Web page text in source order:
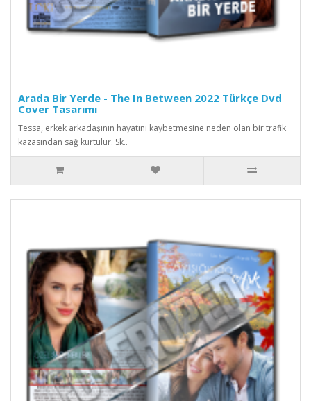
Arada Bir Yerde - The In Between 2022 Türkçe Dvd
Cover Tasarımı
Tessa, erkek arkadaşının hayatını kaybetmesine neden olan bir trafik
kazasından sağ kurtulur. Sk..